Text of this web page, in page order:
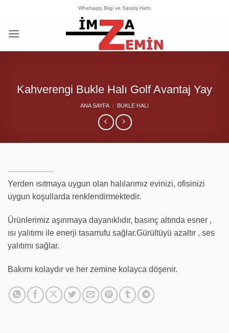
Whatsapp Bilgi ve Sipariş Hattı
Kahverengi Bukle Halı Golf Avantaj Yay
ANA SAYFA / BUKLE HALI
Yerden ısıtmaya uygun olan halılarımız evinizi, ofisinizi
uygun koşullarda renklendirmektedir.
Ürünlerimiz aşınmaya dayanıklıdır, basınç altında esner ,
ısı yalıtımı ile enerji tasarrufu sağlar.Gürültüyü azaltır , ses
yalıtımı sağlar.
Bakımı kolaydır ve her zemine kolayca döşenir.